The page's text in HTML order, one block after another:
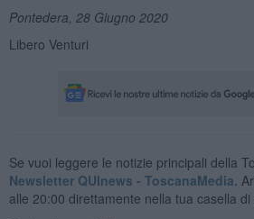
Pontedera, 28 Giugno 2020
Libero Venturi
Se vuoi leggere le notizie principali della
Newsletter QUInews - ToscanaMedia.
alle 20:00 direttamente nella tua casella di